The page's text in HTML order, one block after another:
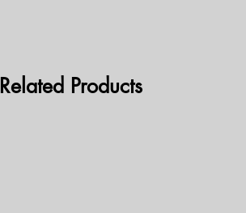
Related Products